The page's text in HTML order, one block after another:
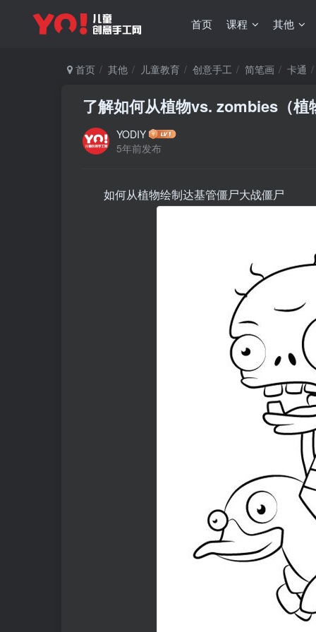
首页 课程 其他
首页 其他 儿童教育 创意手工 简笔画 卡通
了解如何从植物vs. zombies（
YODIY
5年前发布
如何从植物绘制达基管僵尸大战僵尸